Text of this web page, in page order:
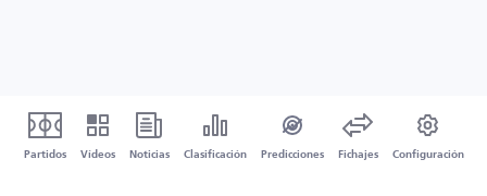
Partidos Vídeos Noticias Clasificación Predicciones Fichajes Configuración